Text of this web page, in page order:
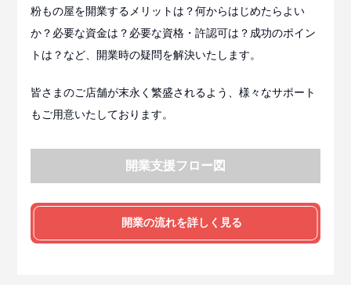
粉もの屋を開業するメリットは？何からはじめたらよい
か？必要な資金は？必要な資格・許認可は？成功のポイン
トは？など、開業時の疑問を解決いたします。
皆さまのご店舗が末永く繁盛されるよう、様々なサポート
もご用意いたしております。
開業支援フロー図
開業の流れを詳しく見る